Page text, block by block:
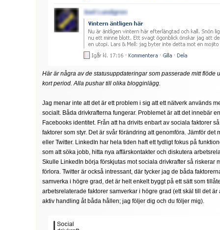
Här är några av de statusuppdateringar som passerade mitt flöde
kort period. Alla pushar till olika blogginlägg.
Jag menar inte att det är ett problem i sig att ett nätverk används
socialt. Båda drivkrafterna fungerar. Problemet är att det innebär
Facebooks identitet. Från att ha drivits enbart av sociala faktorer
faktorer som styr. Det är svår förändring att genomföra. Jämför det
eller Twitter. LinkedIn har hela tiden haft ett tydligt fokus på
som att söka jobb, hitta nya affärskontakter och diskutera
Skulle LinkedIn börja förskjutas mot sociala drivkrafter så riskerar
förlora. Twitter är också intressant, där tycker jag de båda
samverka i högre grad, det är helt enkelt byggt på ett sätt som
arbetsrelaterade faktorer samverkar i högre grad (ett skäl till det är
aktiv handling åt båda hållen; jag följer dig och du följer mig).